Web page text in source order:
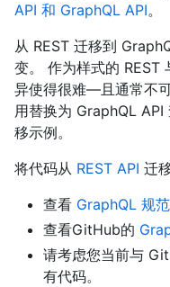
API 和 GraphQL API。
从 REST 迁移到
变。 作为样式的 REST
异使得很难—且通常不
用替换为 GraphQL
移示例。
将代码从 REST API 迁
查看 GraphQL 规范
查看GitHub的
请考虑您当前与
有代码。